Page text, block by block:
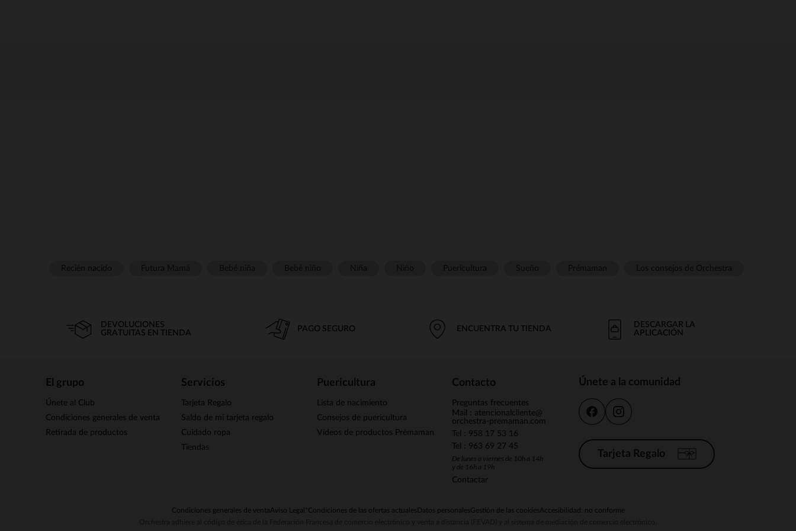
DEVOLUCIONES
GRATUITAS EN TIENDA
PAGO SEGURO ENCUENTRA TU TIENDA
DESCARGAR LA
APLICACIÓN
El grupo
Únete al Club
Condiciones generales de venta
Retirada de productos
Servicios
Tarjeta Regalo
Saldo de mi tarjeta regalo
Cuidado ropa
Tiendas
Puericultura
Lista de nacimiento
Consejos de puericultura
Vídeos de productos Prémaman
Contacto
Preguntas frecuentes
Mail : atencionalcliente@
orchestra-premaman.com
Tel : 958 17 53 16
Tel : 963 69 27 45
De lunes a viernes de 10h a 14h
y de 16h a 19h
Contactar
Únete a la comunidad
Tarjeta Regalo
Condiciones generales de ventaAviso Legal *Condiciones de las ofertas actuales Datos personalesGestión de las cookiesAccesibilidad: no conforme